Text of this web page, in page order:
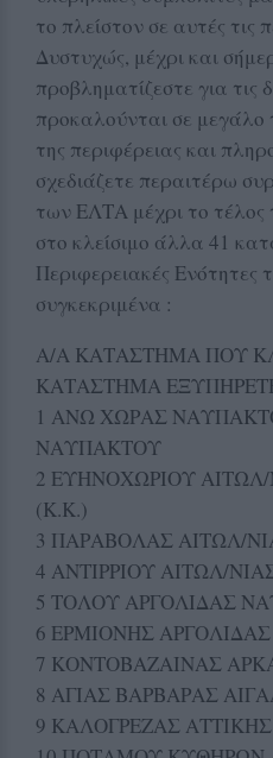
το πλείστον σε αυτές τις
Δυστυχώς, μέχρι και
προβληματίζεστε για τις
προκαλούνται σε
της περιφέρειας και
σχεδιάζετε περαιτέρω
των ΕΛΤΑ μέχρι το τέλος
στο κλείσιμο άλλα 41
Περιφερειακές Ενότητες
συγκεκριμένα :
Α/Α ΚΑΤΑΣΤΗΜΑ ΠΟΥ
ΚΑΤΑΣΤΗΜΑ
1 ΑΝΩ ΧΩΡΑΣ
ΝΑΥΠΑΚΤΟΥ
2 ΕΥΗΝΟΧΩΡΙΟΥ
(Κ.Κ.)
3 ΠΑΡΑΒΟΛΑΣ ΑΙΤΩΛ/
4 ΑΝΤΙΡΡΙΟΥ ΑΙΤΩΛ/
5 ΤΟΛΟΥ ΑΡΓΟΛΙΔΑΣ
6 ΕΡΜΙΟΝΗΣ
7 ΚΟΝΤΟΒΑΖΑΙΝΑΣ
8 ΑΓΙΑΣ ΒΑΡΒΑΡΑΣ
9 ΚΑΛΟΓΡΕΖΑΣ